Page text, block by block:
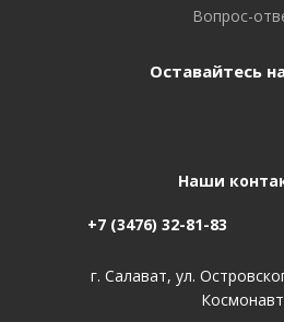
Вопрос-
Оставайтесь
Наши
+7 (3476) 32-81-83
г. Салават, ул.